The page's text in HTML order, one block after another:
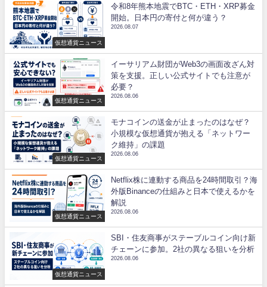
仮想通貨ニュース
令和8年熊本地震でBTC・ETH・XRP募金
開始。日本円の寄付と何が違う？
2026.08.07
仮想通貨ニュース
イーサリアム財団がWeb3の画面改ざん対
策を支援。正しい公式サイトでも注意が
必要？
2026.08.06
仮想通貨ニュース
モナコインの送金が止まったのはなぜ？
小規模な仮想通貨が抱える「ネットワー
ク維持」の課題
2026.08.06
仮想通貨ニュース
Netflix株に連動する商品を24時間取引？海
外版Binanceの仕組みと日本で使えるかを
解説
2026.08.06
仮想通貨ニュース
SBI・住友商事がステーブルコイン向け新
チェーンに参加。2社の異なる狙いを分析
2026.08.06